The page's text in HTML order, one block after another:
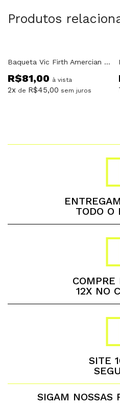
Produtos
Baqueta Vic Firth Amercian Classic 5AN Ponta de Nylon
R$81,00 à vista
2x de R$45,00 sem juros
TODO O
COMPRE
12X NO
SITE
SIGAM NOSSAS